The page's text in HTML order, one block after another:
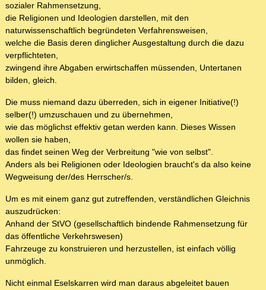
sozialer Rahmensetzung,
die Religionen und Ideologien darstellen, mit den
naturwissenschaftlich begründeten Verfahrensweisen,
welche die Basis deren dinglicher Ausgestaltung durch die dazu
verpflichteten,
zwingend ihre Abgaben erwirtschaffen müssenden, Untertanen
bilden, gleich.
Die muss niemand dazu überreden, sich in eigener Initiative(!)
selber(!) umzuschauen und zu übernehmen,
wie das möglichst effektiv getan werden kann. Dieses Wissen
wollen sie haben,
das findet seinen Weg der Verbreitung "wie von selbst".
Anders als bei Religionen oder Ideologien braucht's da also keine
Wegweisung der/des Herrscher/s.
Um es mit einem ganz gut zutreffenden, verständlichen Gleichnis
auszudrücken:
Anhand der StVO (gesellschaftlich bindende Rahmensetzung für
das öffentliche Verkehrswesen)
Fahrzeuge zu konstruieren und herzustellen, ist einfach völlig
unmöglich.
Nicht einmal Eselskarren wird man daraus abgeleitet bauen